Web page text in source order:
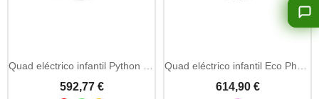
592,77 € 614,90 €